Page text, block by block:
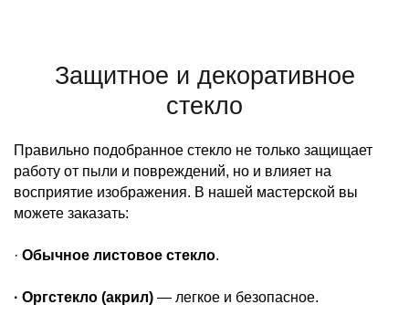
Защитное и декоративное
стекло
Правильно подобранное стекло не только защищает
работу от пыли и повреждений, но и влияет на
восприятие изображения. В нашей мастерской вы
можете заказать:
· Обычное листовое стекло.
· Оргстекло (акрил) — легкое и безопасное.